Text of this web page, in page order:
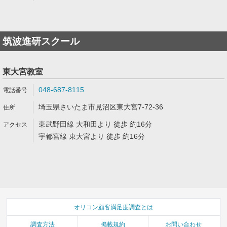
筑波進研スクール
東大宮教室
048-687-8115
埼玉県さいたま市見沼区東大宮7-72-36
東武野田線 大和田より 徒歩 約16分
宇都宮線 東大宮より 徒歩 約16分
オリコン顧客満足度調査とは
調査方法 掲載規約 お問い合わせ